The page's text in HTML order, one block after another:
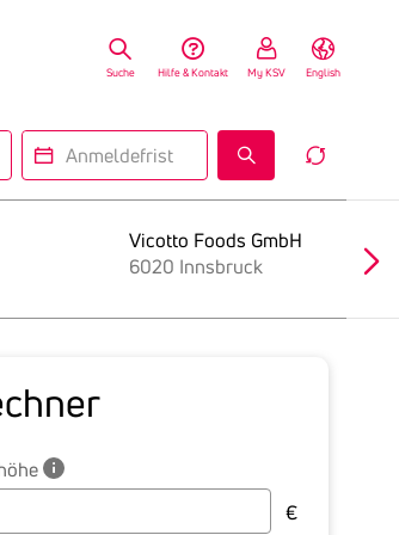
Suche Hilfe & Kontakt My KSV English
Anmeldefrist
Search
Vicotto Foods GmbH
6020 Innsbruck
€